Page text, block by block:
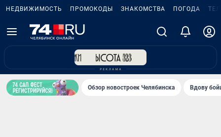
НЕДВИЖИМОСТЬ ПРОМОКОДЫ ЗНАКОМСТВА ПОГОДА
Обзор новостроек Челябинска Вдову